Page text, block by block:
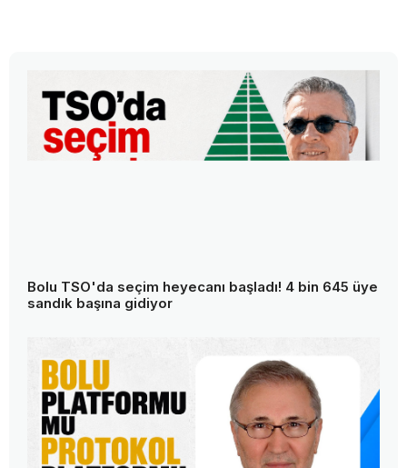
Bolu TSO'da seçim heyecanı başladı! 4 bin 645 üye
sandık başına gidiyor